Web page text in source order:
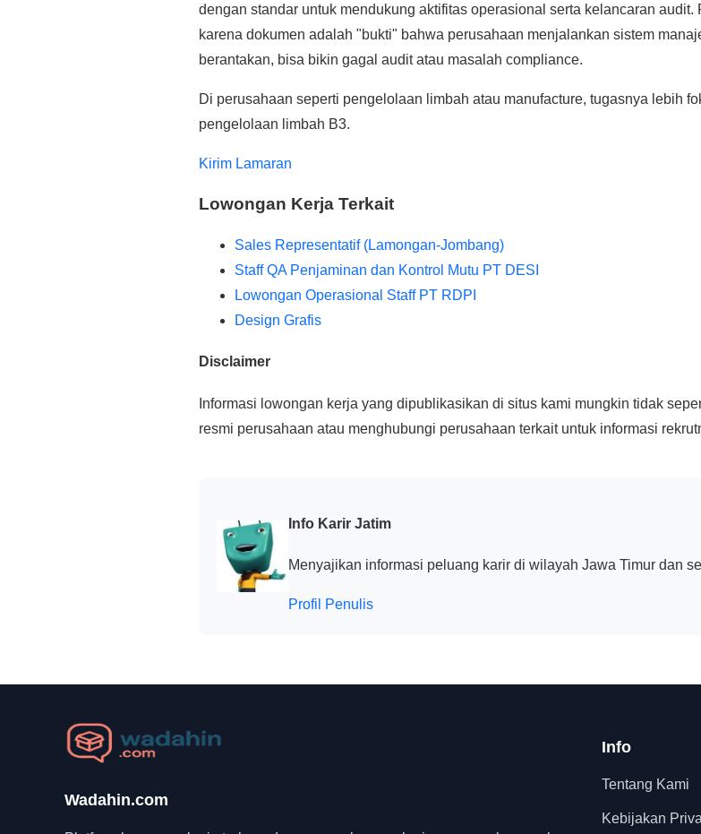
dengan standar untuk mendukung aktifitas operasional serta kelancaran audit.
karena dokumen adalah "bukti" bahwa perusahaan menjalankan sistem
berantakan, bisa bikin gagal audit atau masalah compliance.
Di perusahaan seperti pengelolaan limbah atau manufacture, tugasnya lebih
pengelolaan limbah B3.
Kirim Lamaran
Lowongan Kerja Terkait
Sales Representatif (Lamongan-Jombang)
Staff QA Penjaminan dan Kontrol Mutu PT DESI
Lowongan Operasional Staff PT RDPI
Design Grafis
Disclaimer
Informasi lowongan kerja yang dipublikasikan di situs kami mungkin tidak
resmi perusahaan atau menghubungi perusahaan terkait untuk informasi
Info Karir Jatim
Menyajikan informasi peluang karir di wilayah Jawa Timur dan
Profil Penulis
Wadahin.com
Info
Tentang Kami
Kebijakan